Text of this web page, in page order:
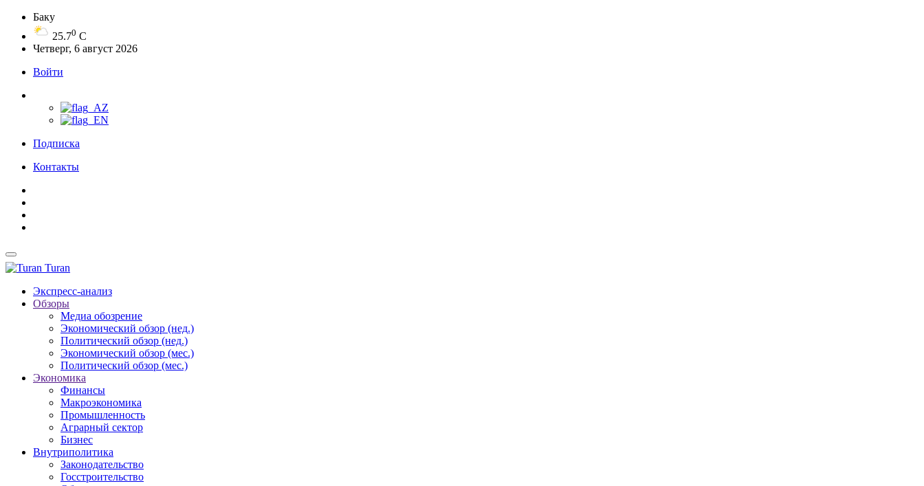
Баку
25.70 C
Четверг, 6 август 2026
Войти
Подписка
Контакты
Turan
Экспресс-анализ
Обзоры
Медиа обозрение
Экономический обзор (нед.)
Политический обзор (нед.)
Экономический обзор (мес.)
Политический обзор (мес.)
Экономика
Финансы
Макроэкономика
Промышленность
Аграрный сектор
Бизнес
Внутриполитика
Законодательство
Госстроительство